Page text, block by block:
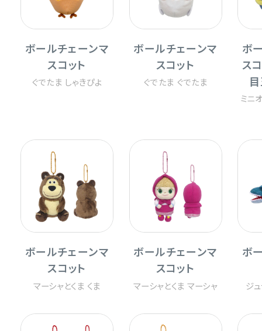
ボールチェーンマ
スコット
ぐでたま しゃきぴよ
ボールチェーンマ
スコット
ぐでたま ぐでたま
ボ
ス
ミニ
ボールチェーンマ
スコット
マーシャとくま くま
ボールチェーンマ
スコット
マーシャとくま マーシャ
ボ
ジ